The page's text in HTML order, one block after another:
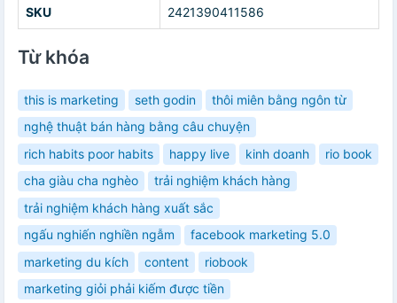
SKU 2421390411586
Từ khóa
this is marketing seth godin
thôi miên bằng ngôn từ
nghệ thuật bán hàng bằng câu chuyện
rich habits poor habits
happy live kinh doanh
rio book
cha giàu cha nghèo
trải nghiệm khách hàng
trải nghiệm khách hàng xuất sắc
ngấu nghiến nghiền ngẫm
facebook marketing 5.0
marketing du kích
content
riobook
marketing giỏi phải kiếm được tiền